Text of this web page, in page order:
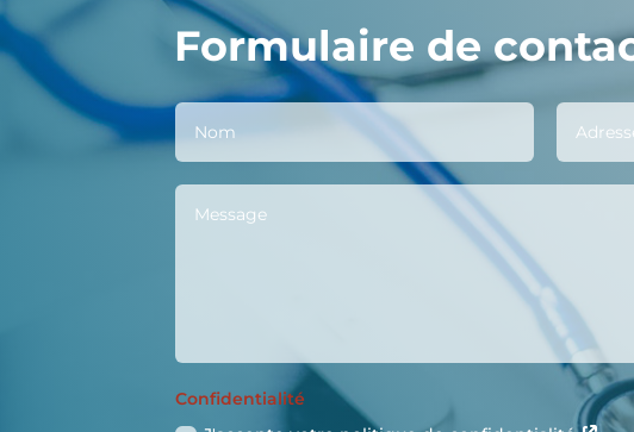
Formulaire de
Confidentialité